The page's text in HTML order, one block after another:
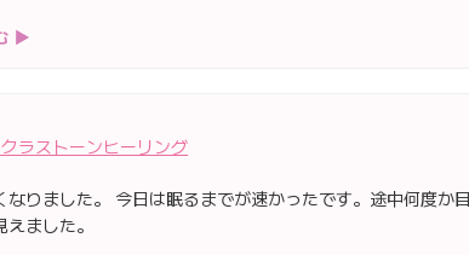
▶
ラストーンヒーリング
なりました。 今日は眠るまでが速かったです。途中何度か
ました。